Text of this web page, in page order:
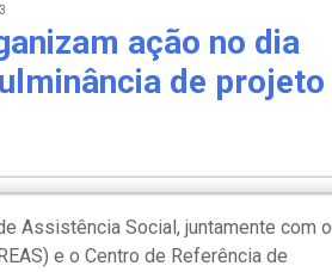
ação no dia
de projeto
Assistência Social, juntamente com o
e o Centro de Referência de